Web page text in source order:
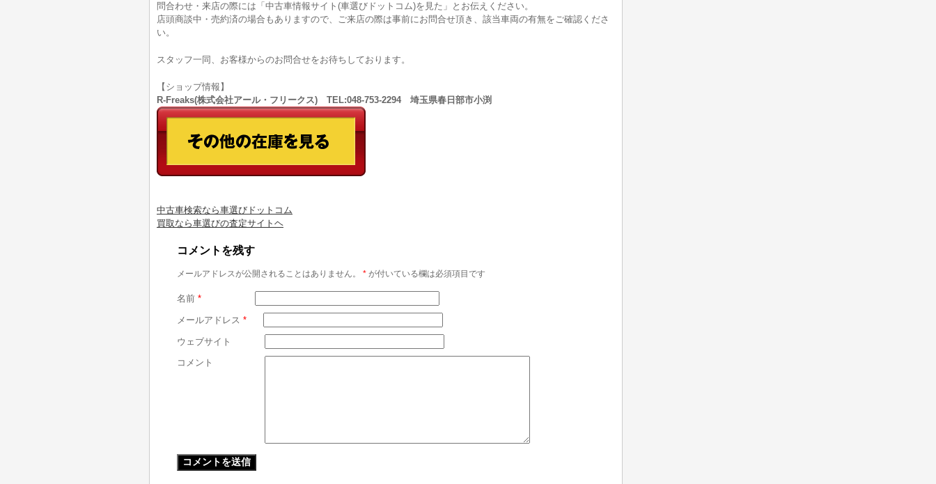
問合わせ・来店の際には「中古車情報サイト(車選びドットコム)を見た」とお伝えください。
店頭商談中・売約済の場合もありますので、ご来店の際は事前にお問合せ頂き、該当車両の有無をご確認くださ
い。
スタッフ一同、お客様からのお問合せをお待ちしております。
【ショップ情報】
R-Freaks(株式会社アール・フリークス) TEL:048-753-2294 埼玉県春日部市小渕
中古車検索なら車選びドットコム
買取なら車選びの査定サイトヘ
コメントを残す
メールアドレスが公開されることはありません。 * が付いている欄は必須項目です
名前 *
メールアドレス *
ウェブサイト
コメント